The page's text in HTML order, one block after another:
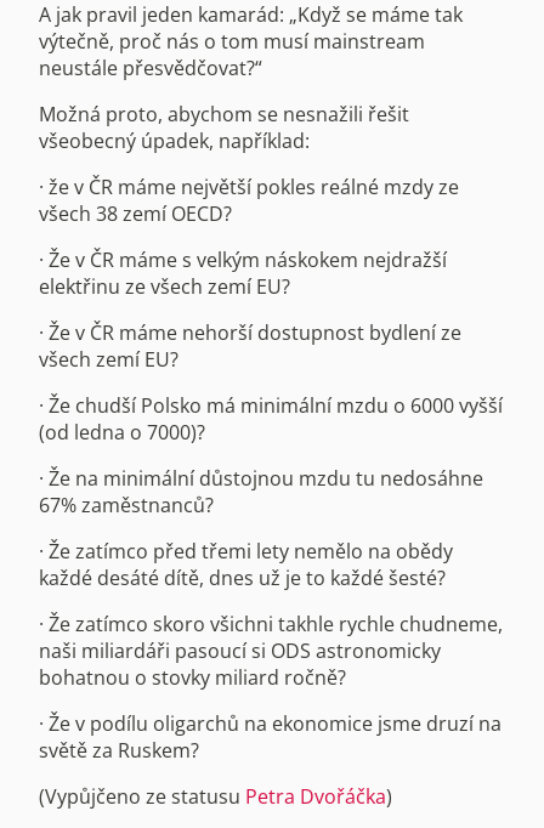
A jak pravil jeden kamarád: „Když se máme tak
výtečně, proč nás o tom musí mainstream
neustále přesvědčovat?“
Možná proto, abychom se nesnažili řešit
všeobecný úpadek, například:
· že v ČR máme největší pokles reálné mzdy ze
všech 38 zemí OECD?
· Že v ČR máme s velkým náskokem nejdražší
elektřinu ze všech zemí EU?
· Že v ČR máme nehorší dostupnost bydlení ze
všech zemí EU?
· Že chudší Polsko má minimální mzdu o 6000 vyšší
(od ledna o 7000)?
· Že na minimální důstojnou mzdu tu nedosáhne
67% zaměstnanců?
· Že zatímco před třemi lety nemělo na obědy
každé desáté dítě, dnes už je to každé šesté?
· Že zatímco skoro všichni takhle rychle chudneme,
naši miliardáři pasoucí si ODS astronomicky
bohatnou o stovky miliard ročně?
· Že v podílu oligarchů na ekonomice jsme druzí na
světě za Ruskem?
(Vypůjčeno ze statusu Petra Dvořáčka)